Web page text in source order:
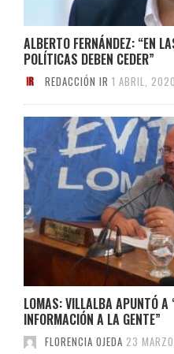
ALBERTO FERNÁNDEZ: “EN
POLÍTICAS DEBEN CEDER”
REDACCIÓN IR 1 ABRIL, 2020
LOMAS: VILLALBA APUNTÓ A
INFORMACIÓN A LA GENTE”
FLORENCIA OJEDA 23